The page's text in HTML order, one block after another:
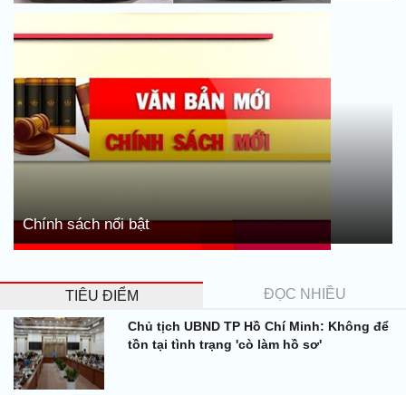
Chính sách nổi bật
TIÊU ĐIỂM ĐỌC NHIỀU
Chủ tịch UBND TP Hồ Chí Minh: Không để
tồn tại tình trạng 'cò làm hồ sơ'